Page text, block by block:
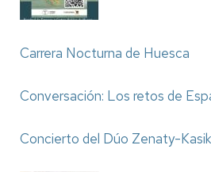
Carrera Nocturna de Huesca
Conversación: Los retos de
Concierto del Dúo Zenaty-